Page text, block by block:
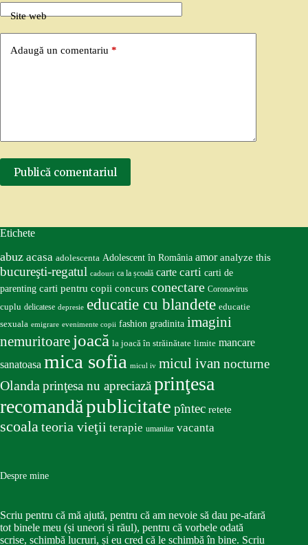
Site web
Adaugă un comentariu *
Publică comentariul
Etichete
abuz acasa adolescenta Adolescent în România amor analyze this
bucureşti-regatul cadouri ca la școală carte carti carti de
parenting carti pentru copii concurs conectare Coronavirus
cuplu delicatese depresie educatie cu blandete educatie
sexuala emigrare evenimente copii fashion gradinita imagini
nemuritoare joacă la joacă în străinătate limite mancare
sanatoasa mica sofia micul iv micul ivan nocturne
Olandaprinţesa nu apreciazăprinţesa
recomandăpublicitate pîntec retete
scoalateoria vieţii terapie umanitar vacanta
Despre mine
Scriu pentru că mă ajută, pentru că am nevoie să dau pe-afară
tot binele meu (și uneori și răul), pentru că vorbele odată
scrise, schimbă lucruri, și eu cred că le schimbă în bine. Scriu